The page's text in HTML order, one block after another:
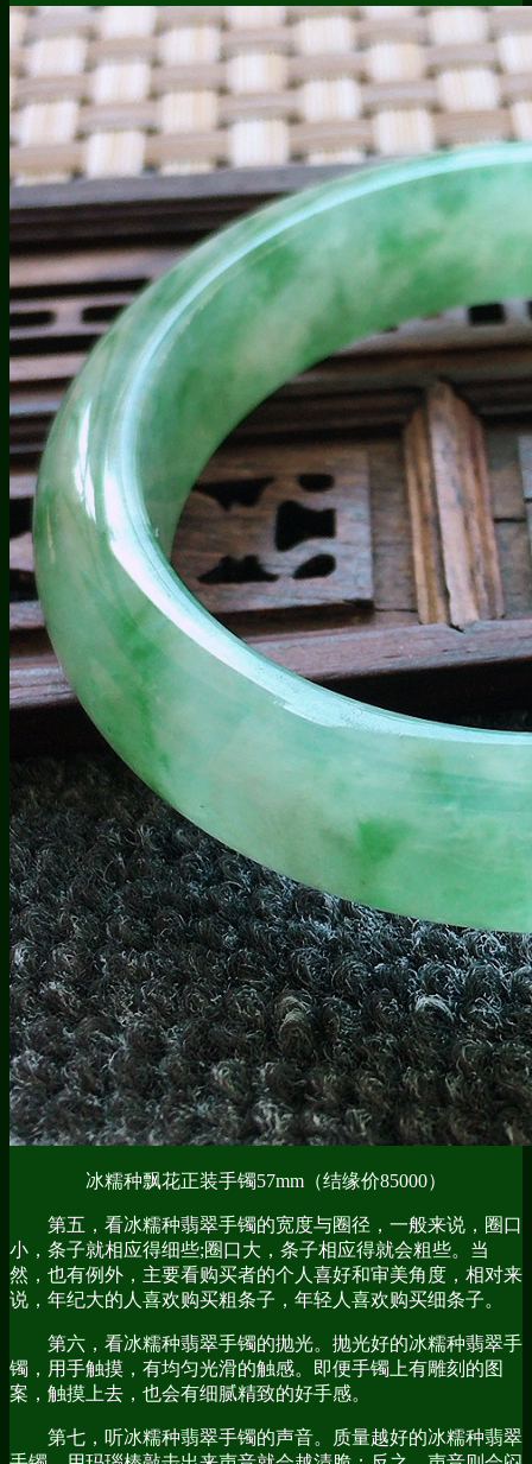
冰糯种飘花正装手镯57mm（结缘价85000）
第五，看冰糯种翡翠手镯的宽度与圈径，一般来说，圈口
小，条子就相应得细些;圈口大，条子相应得就会粗些。当
然，也有例外，主要看购买者的个人喜好和审美角度，相对来
说，年纪大的人喜欢购买粗条子，年轻人喜欢购买细条子。
第六，看冰糯种翡翠手镯的抛光。抛光好的冰糯种翡翠手
镯，用手触摸，有均匀光滑的触感。即便手镯上有雕刻的图
案，触摸上去，也会有细腻精致的好手感。
第七，听冰糯种翡翠手镯的声音。质量越好的冰糯种翡翠